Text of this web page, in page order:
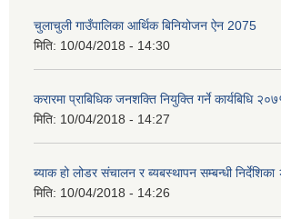
चुलाचुली गाउँपालिका आर्थिक बिनियोजन ऐन 2075
मिति: 10/04/2018 - 14:30
करारमा प्राबिधिक जनशक्ति नियुक्ति गर्ने कार्यबिधि
मिति: 10/04/2018 - 14:27
ब्याक हो लोडर संचालन र ब्यबस्थापन सम्बन्धी
मिति: 10/04/2018 - 14:26